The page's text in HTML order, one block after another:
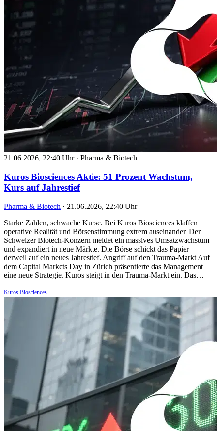
21.06.2026, 22:40 Uhr · Pharma & Biotech
Kuros Biosciences Aktie: 51 Prozent Wachstum,
Kurs auf Jahrestief
Pharma & Biotech · 21.06.2026, 22:40 Uhr
Starke Zahlen, schwache Kurse. Bei Kuros Biosciences klaffen
operative Realität und Börsenstimmung extrem auseinander. Der
Schweizer Biotech-Konzern meldet ein massives Umsatzwachstum
und expandiert in neue Märkte. Die Börse schickt das Papier
derweil auf ein neues Jahrestief. Angriff auf den Trauma-Markt Auf
dem Capital Markets Day in Zürich präsentierte das Management
eine neue Strategie. Kuros steigt in den Trauma-Markt ein. Das…
Kuros Biosciences